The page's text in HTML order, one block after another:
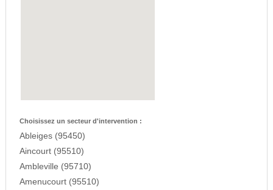
Choisissez un secteur d'intervention :
Ableiges (95450)
Aincourt (95510)
Ambleville (95710)
Amenucourt (95510)